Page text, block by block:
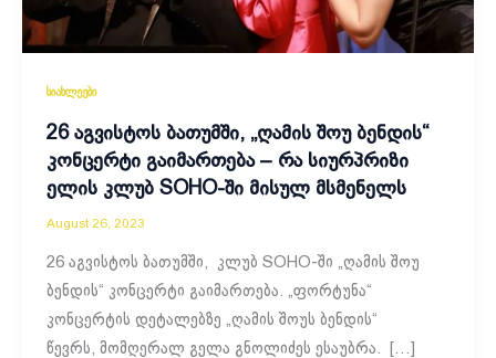
სიახლეები
26 აგვისტოს ბათუმში, „ღამის შოუ ბენდის“
კონცერტი გაიმართება – რა სიურპრიზი
ელის კლუბ SOHO-ში მისულ მსმენელს
August 26, 2023
26 აგვისტოს ბათუმში, კლუბ SOHO-ში „ღამის შოუ
ბენდის“ კონცერტი გაიმართება. „ფორტუნა“
კონცერტის დეტალებზე „ღამის შოუს ბენდის“
წევრს, მომღერალ გელა გნოლიძეს ესაუბრა. […]